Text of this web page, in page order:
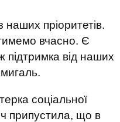
наших пріоритетів.
вчасно. Є
підтримка від наших
соціальної
припустила, що в